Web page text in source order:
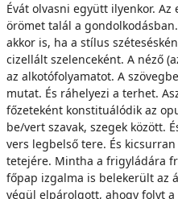
Évát olvasni együtt ilyenkor.
örömet talál a
akkor is, ha a stílus
cizellált szelenceként. A néző
az alkotófolyamatot. A
mutat. És ráhelyezi a terhet.
főzeteként konstituálódik az
be/vert szavak, szegek között.
vers legbelső tere. És
tetejére. Mintha a frigyládára
főpap izgalma is belekerült az
végül elpárolgott, ahogy folyt